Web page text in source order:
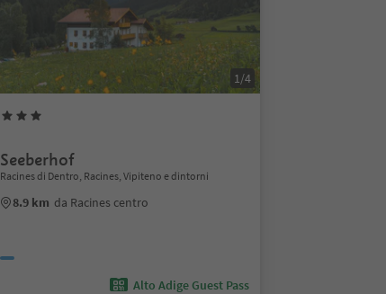
1/4
Seeberhof
Racines di Dentro, Racines, Vipiteno e dintorni
8.9 km da Racines centro
Alto Adige Guest Pass